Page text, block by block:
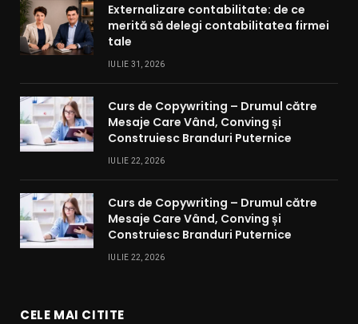
Externalizare contabilitate: de ce
merită să delegi contabilitatea firmei
tale
IULIE 31, 2026
Curs de Copywriting – Drumul către
Mesaje Care Vând, Conving și
Construiesc Branduri Puternice
IULIE 22, 2026
Curs de Copywriting – Drumul către
Mesaje Care Vând, Conving și
Construiesc Branduri Puternice
IULIE 22, 2026
CELE MAI CITITE